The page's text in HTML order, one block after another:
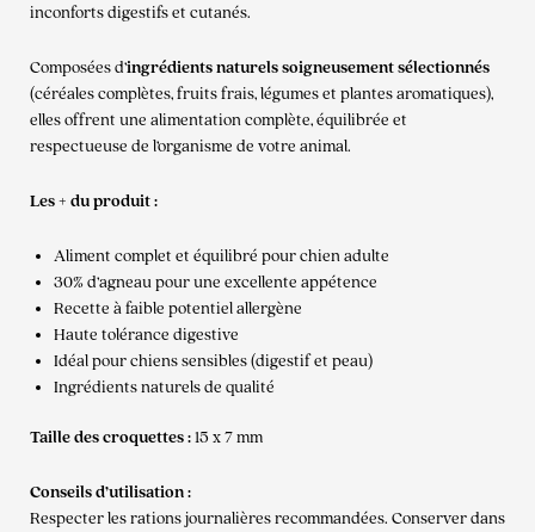
inconforts digestifs et cutanés.
Composées d’ingrédients naturels soigneusement sélectionnés
(céréales complètes, fruits frais, légumes et plantes aromatiques),
elles offrent une alimentation complète, équilibrée et
respectueuse de l’organisme de votre animal.
Les + du produit :
Aliment complet et équilibré pour chien adulte
30% d’agneau pour une excellente appétence
Recette à faible potentiel allergène
Haute tolérance digestive
Idéal pour chiens sensibles (digestif et peau)
Ingrédients naturels de qualité
Taille des croquettes :15 x 7 mm
Conseils d’utilisation :
Respecter les rations journalières recommandées. Conserver dans